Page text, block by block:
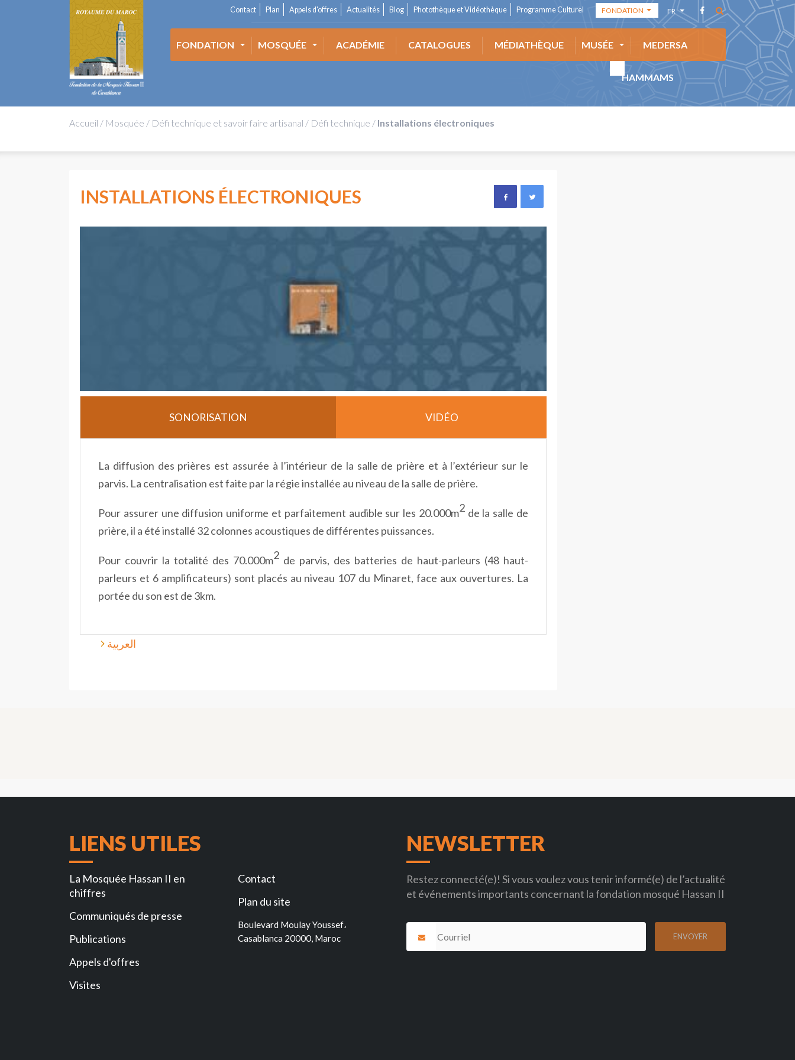
Contact Plan Appels d'offres Actualités Blog Photothèque et Vidéothèque Programme Culturel FONDATION
FONDATION
ACADÉMIE DES
ARTS
MÉDIATHÈQUE
FR
AR
ES
FONDATION MOSQUÉE ACADÉMIE CATALOGUES MÉDIATHÈQUE MUSÉE MEDERSA
HAMMAMS
Accueil / Mosquée / Défi technique et savoir faire artisanal / Défi technique / Installations électroniques
INSTALLATIONS ÉLECTRONIQUES
SONORISATION VIDÉO
La diffusion des prières est assurée à l’intérieur de la salle de prière et à l’extérieur sur le
parvis. La centralisation est faite par la régie installée au niveau de la salle de prière.
Pour assurer une diffusion uniforme et parfaitement audible sur les 20.000m2 de la salle de
prière, il a été installé 32 colonnes acoustiques de différentes puissances.
Pour couvrir la totalité des 70.000m2 de parvis, des batteries de haut-parleurs (48 haut-
parleurs et 6 amplificateurs) sont placés au niveau 107 du Minaret, face aux ouvertures. La
portée du son est de 3km.
العربية
LIENS UTILES
La Mosquée Hassan II en
chiffres
Communiqués de presse
Publications
Appels d'offres
Visites
Contact
Plan du site
Boulevard Moulay Youssef،
Casablanca 20000, Maroc
NEWSLETTER
Restez connecté(e)! Si vous voulez vous tenir informé(e) de l’actualité
et événements importants concernant la fondation mosqué Hassan II